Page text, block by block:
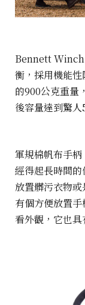
Bennett Winch
衡，採用機能
的900公克重量
後容量達到驚人
軍規棉帆布手
經得起長時間
放置髒污衣物
有個方便放置
看外觀，它也具